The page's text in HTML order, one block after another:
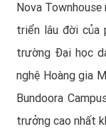
Nova
triển lâu đời của
trường Đại học
nghệ Hoàng gia
Bundoora
trưởng cao nhất